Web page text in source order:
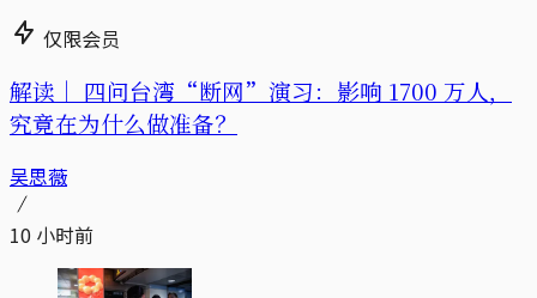
仅限会员
解读｜ 四问台湾“断网”演习：影响 1700 万人，
究竟在为什么做准备？
吴思薇
10 小时前